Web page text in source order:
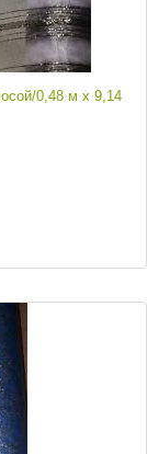
0,48 м х 9,14